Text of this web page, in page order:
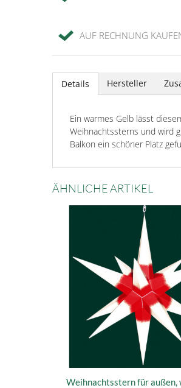
AUF RECHNUNG
Details Hersteller
Ein warmes Gelb lässt
Weihnachtssterns und wird
Balkon ein schöner Platz
ÄHNLICHE ARTIKEL
Weihnachtsstern für außen,